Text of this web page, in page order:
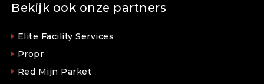
Bekijk ook onze partners
Elite Facility Services
Propr
Red Mijn Parket